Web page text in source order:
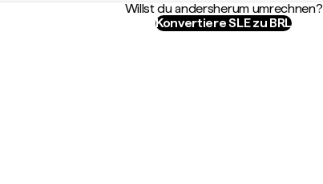
Willst du andersherum umrechnen?
Konvertiere SLE zu BRL